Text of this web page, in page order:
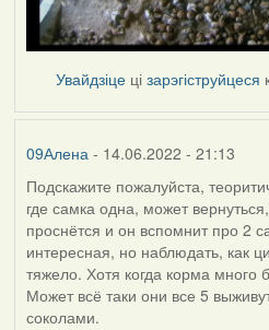
Увайдзіце цізарэгіструйцеся
09Алена- 14.06.2022 - 21:13
Подскажите пожалуйста,
где самка одна, может
проснётся и он вспомнит про 2
интересная, но наблюдать, как
тяжело. Хотя когда корма
Может всё таки они все 5
соколами.